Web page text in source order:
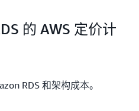
的 AWS 定价计
RDS 和架构成本。